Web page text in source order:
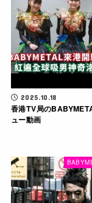
2025.10.18
香港TV局の
ュー動画